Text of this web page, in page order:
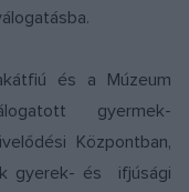
és a Múzeum
gyermek-
Központban,
gyerek- és ifjúsági